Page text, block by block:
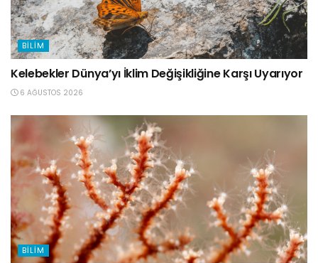
BILIM
Kelebekler Dünya’yı İklim Değişikliğine Karşı Uyarıyor
6 AĞUSTOS 2026
BILIM